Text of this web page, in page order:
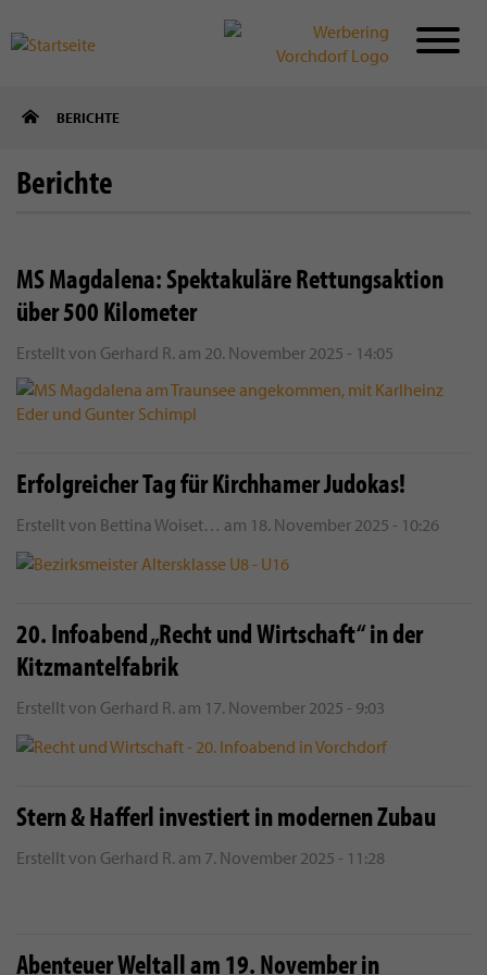
zum
BERICHTE
Berichte
MS Magdalena: Spektakuläre Rettungsaktion
über 500 Kilometer
Erstellt von Gerhard R. am 20. November 2025 - 14:05
Erfolgreicher Tag für Kirchhamer Judokas!
Erstellt von Bettina Woiset… am 18. November 2025 - 10:26
20. Infoabend „Recht und Wirtschaft“ in der
Kitzmantelfabrik
Erstellt von Gerhard R. am 17. November 2025 - 9:03
Stern & Hafferl investiert in modernen Zubau
Erstellt von Gerhard R. am 7. November 2025 - 11:28
Abenteuer Weltall am 19. November in